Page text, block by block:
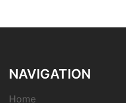
NAVIGATION
Home